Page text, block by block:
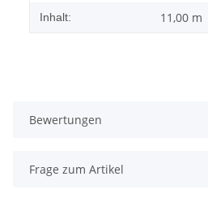
Inhalt: 11,00 m
Bewertungen
Frage zum Artikel